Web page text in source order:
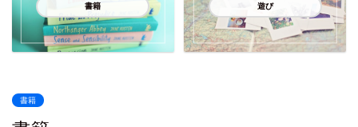
書籍 遊び
書籍